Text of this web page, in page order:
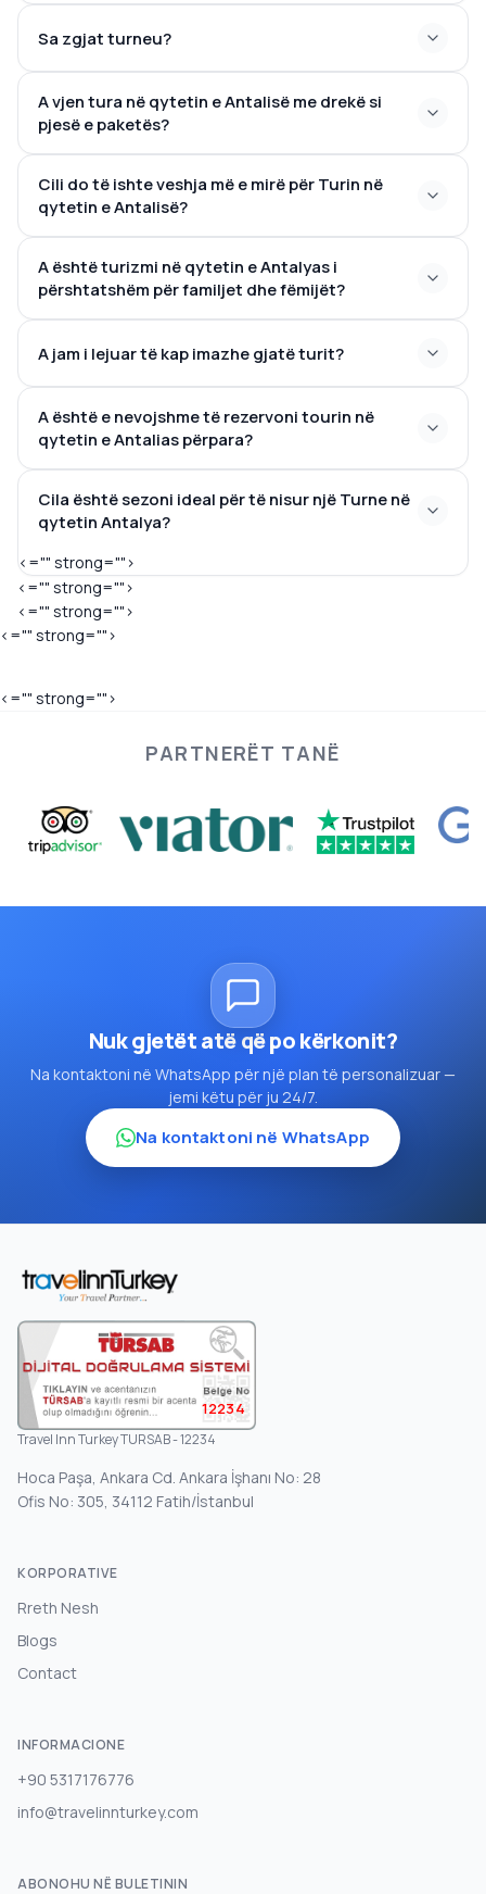
Sa zgjat turneu?
A vjen tura në qytetin e Antalisë me drekë si
pjesë e paketës?
Cili do të ishte veshja më e mirë për Turin në
qytetin e Antalisë?
A është turizmi në qytetin e Antalyas i
përshtatshëm për familjet dhe fëmijët?
A jam i lejuar të kap imazhe gjatë turit?
A është e nevojshme të rezervoni tourin në
qytetin e Antalias përpara?
Cila është sezoni ideal për të nisur një Turne në
qytetin Antalya?
<="" strong="">
<="" strong="">
<="" strong="">
<="" strong="">
<="" strong="">
PARTNERËT TANË
Nuk gjetët atë që po kërkonit?
Na kontaktoni në WhatsApp për një plan të personalizuar —
jemi këtu për ju 24/7.
Na kontaktoni në WhatsApp
12234
Travel Inn Turkey TURSAB - 12234
Hoca Paşa, Ankara Cd. Ankara İşhanı No: 28
Ofis No: 305, 34112 Fatih/İstanbul
KORPORATIVE
Rreth Nesh
Blogs
Contact
INFORMACIONE
+90 5317176776
info@travelinnturkey.com
ABONOHU NË BULETININ